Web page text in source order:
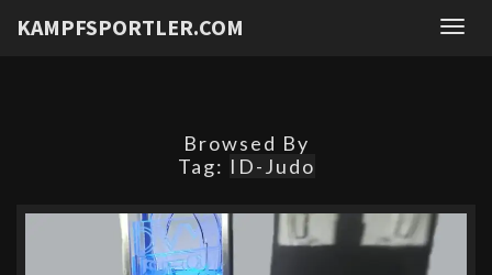
KAMPFSPORTLER.COM
Browsed By
Tag: ID-Judo